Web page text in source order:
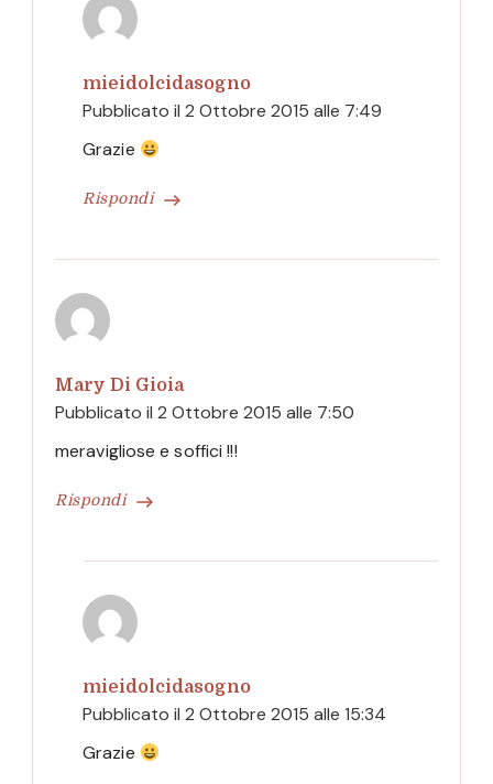
mieidolcidasogno
Pubblicato il 2 Ottobre 2015 alle 7:49
Rispondi
Grazie
Mary Di Gioia
Pubblicato il 2 Ottobre 2015 alle 7:50
Rispondi
meravigliose e soffici !!!
mieidolcidasogno
Pubblicato il 2 Ottobre 2015 alle 15:34
Grazie